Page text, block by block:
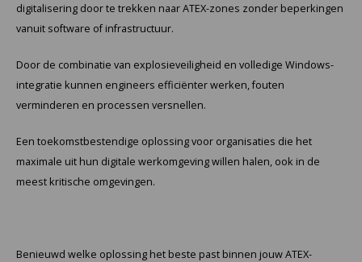
digitalisering door te trekken naar ATEX-zones zonder beperkingen
vanuit software of infrastructuur.
Door de combinatie van explosieveiligheid en volledige Windows-
integratie kunnen engineers efficiënter werken, fouten
verminderen en processen versnellen.
Een toekomstbestendige oplossing voor organisaties die het
maximale uit hun digitale werkomgeving willen halen, ook in de
meest kritische omgevingen.
Benieuwd welke oplossing het beste past binnen jouw ATEX-